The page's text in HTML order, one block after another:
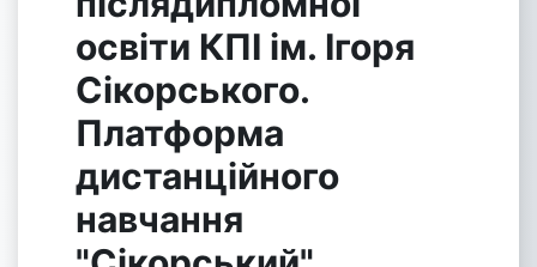
освіти КПІ ім. Ігоря
Сікорського.
Платформа
дистанційного
навчання